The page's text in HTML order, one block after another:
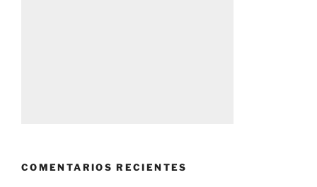
COMENTARIOS RECIENTES